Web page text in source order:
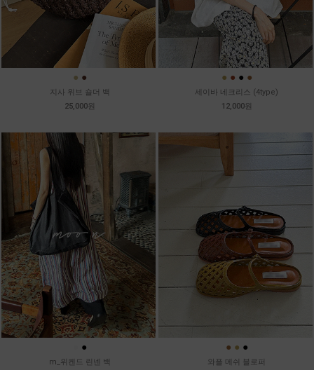
● ●
지사 위브 숄더 백
25,000원
● ● ● ●
세이바 네크리스 (4type)
12,000원
●
m_위켄드 린넨 백
● ● ●
와플 메쉬 블로퍼